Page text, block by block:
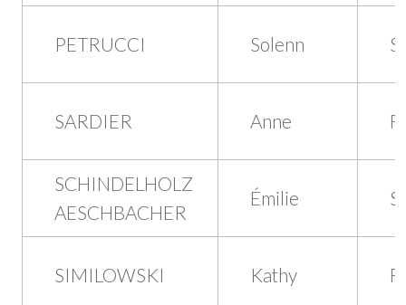
PETRUCCI Solenn
SARDIER Anne
SCHINDELHOLZ
AESCHBACHER
Émilie
SIMILOWSKI Kathy